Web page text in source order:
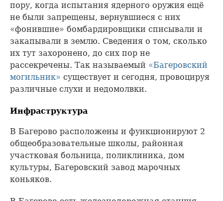
пору, когда испытания ядерного оружия ещё
не были запрещены, вернувшиеся с них
«фонившие» бомбардировщики списывали и
закапывали в землю. Сведения о том, сколько
их тут захоронено, до сих пор не
рассекречены. Так называемый «Багеровский
могильник» существует и сегодня, провоцируя
различные слухи и недомолвки.
Инфраструктура
В Багерово расположены и функционируют 2
общеобразовательные школы, районная
участковая больница, поликлиника, дом
культуры, Багеровский завод марочных
коньяков.